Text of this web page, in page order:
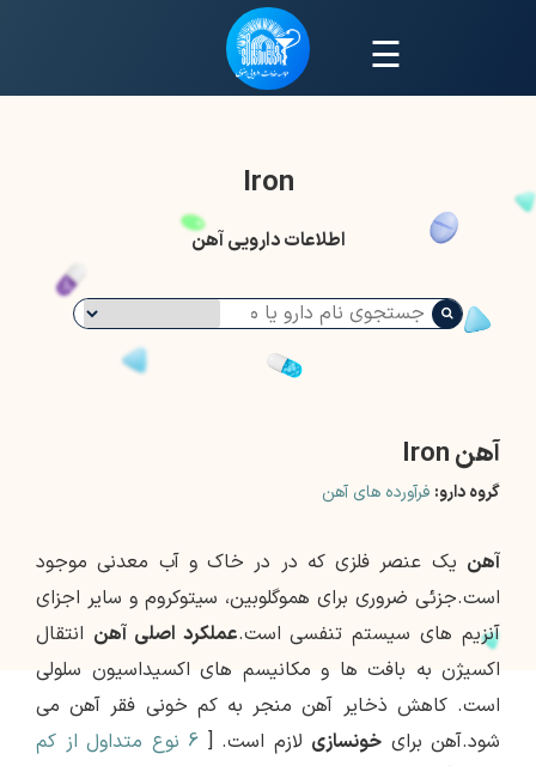
☰
Iron
اطلاعات دارویی آهن
آهن Iron
گروه دارو: فرآورده های آهن
آهن یک عنصر فلزی که در در خاک و آب معدنی موجود
است.جزئی ضروری برای هموگلوبین، سیتوکروم و سایر اجزای
آنزیم های سیستم تنفسی است.عملکرد اصلی آهن انتقال
اکسیژن به بافت ها و مکانیسم های اکسیداسیون سلولی
است. کاهش ذخایر آهن منجر به کم خونی فقر آهن می
شود.آهن برای خونسازی لازم است. [
6 نوع متداول از کم